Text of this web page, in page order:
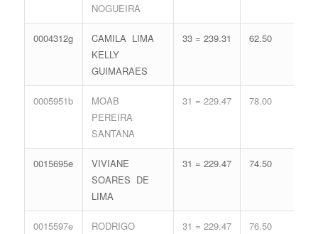
NOGUEIRA
0004312g
CAMILA LIMA
KELLY
GUIMARAES
33 = 239.31 62.50
0005951b
MOAB
PEREIRA
SANTANA
31 = 229.47 78.00
0015695e
VIVIANE
SOARES DE
LIMA
31 = 229.47 74.50
0015597e
RODRIGO
31 = 229.47 76.50